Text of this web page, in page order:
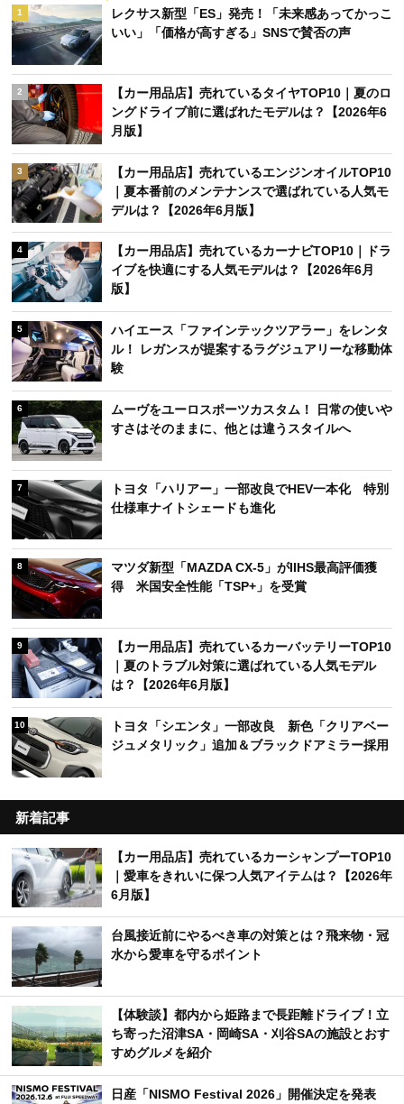
1
レクサス新型「ES」発売！「未来感あってかっこ
いい」「価格が高すぎる」SNSで賛否の声
2
【カー用品店】売れているタイヤTOP10｜夏のロ
ングドライブ前に選ばれたモデルは？【2026年6
月版】
3
【カー用品店】売れているエンジンオイルTOP10
｜夏本番前のメンテナンスで選ばれている人気モ
デルは？【2026年6月版】
4
【カー用品店】売れているカーナビTOP10｜ドラ
イブを快適にする人気モデルは？【2026年6月
版】
5
ハイエース「ファインテックツアラー」をレンタ
ル！ レガンスが提案するラグジュアリーな移動体
験
6
ムーヴをユーロスポーツカスタム！ 日常の使いや
すさはそのままに、他とは違うスタイルへ
7
トヨタ「ハリアー」一部改良でHEV一本化 特別
仕様車ナイトシェードも進化
8
マツダ新型「MAZDA CX-5」がIIHS最高評価獲
得 米国安全性能「TSP+」を受賞
9
【カー用品店】売れているカーバッテリーTOP10
｜夏のトラブル対策に選ばれている人気モデル
は？【2026年6月版】
10
トヨタ「シエンタ」一部改良 新色「クリアベー
ジュメタリック」追加＆ブラックドアミラー採用
新着記事
【カー用品店】売れているカーシャンプーTOP10
｜愛車をきれいに保つ人気アイテムは？【2026年
6月版】
台風接近前にやるべき車の対策とは？飛来物・冠
水から愛車を守るポイント
【体験談】都内から姫路まで長距離ドライブ！立
ち寄った沼津SA・岡崎SA・刈谷SAの施設とおす
すめグルメを紹介
日産「NISMO Festival 2026」開催決定を発表